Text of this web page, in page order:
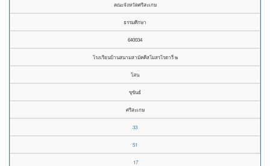
คณะจังหวัดศรีสะเกษ
ธรรมศึกษา
640034
โรงเรียนบ้านสนามสามัคคีสโมสรโรตารี่ ๒
โสน
ขุขันธ์
ศรีสะเกษ
33
51
17